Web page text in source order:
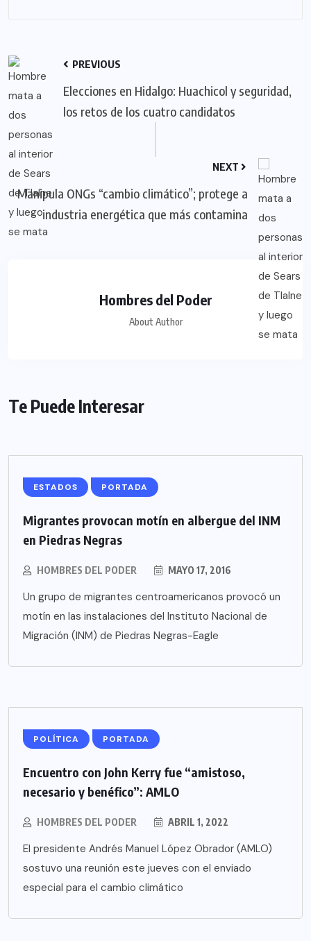
PREVIOUS
Elecciones en Hidalgo: Huachicol y seguridad,
los retos de los cuatro candidatos
NEXT
Manipula ONGs “cambio climático”; protege a
industria energética que más contamina
Hombres del Poder
About Author
Te Puede Interesar
ESTADOS PORTADA
Migrantes provocan motín en albergue del INM
en Piedras Negras
HOMBRES DEL PODER MAYO 17, 2016
Un grupo de migrantes centroamericanos provocó un
motín en las instalaciones del Instituto Nacional de
Migración (INM) de Piedras Negras-Eagle
POLÍTICA PORTADA
Encuentro con John Kerry fue “amistoso,
necesario y benéfico”: AMLO
HOMBRES DEL PODER ABRIL 1, 2022
El presidente Andrés Manuel López Obrador (AMLO)
sostuvo una reunión este jueves con el enviado
especial para el cambio climático